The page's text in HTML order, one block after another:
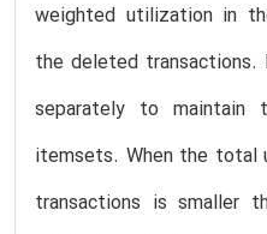
weighted utilization in
the deleted transactions.
separately to maintain
itemsets. When the
transactions is smaller